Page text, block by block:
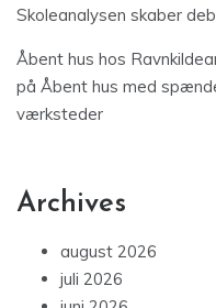
Skoleanalysen skaber
Åbent hus hos
på Åbent hus med
værksteder
Archives
august 2026
juli 2026